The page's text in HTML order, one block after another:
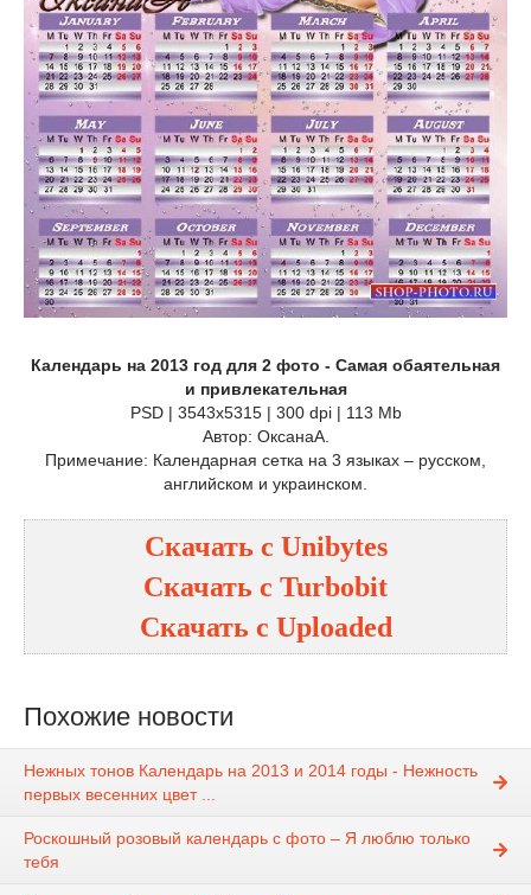
Календарь на 2013 год для 2 фото - Самая обаятельная
и привлекательная
PSD | 3543x5315 | 300 dpi | 113 Mb
Автор: ОксанаА.
Примечание: Календарная сетка на 3 языках – русском,
английском и украинском.
Скачать с Unibytes
Скачать с Turbobit
Скачать с Uploaded
Похожие новости
Нежных тонов Календарь на 2013 и 2014 годы - Нежность
первых весенних цвет ...
Роскошный розовый календарь с фото – Я люблю только
тебя